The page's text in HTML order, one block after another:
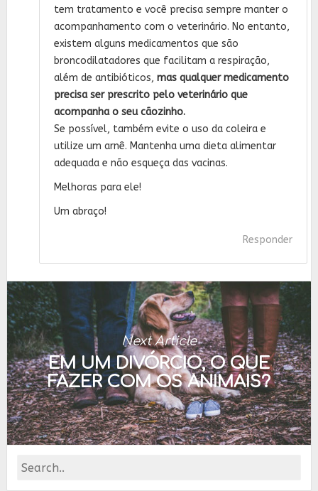
tem tratamento e você precisa sempre manter o
acompanhamento com o veterinário. No entanto,
existem alguns medicamentos que são
broncodilatadores que facilitam a respiração,
além de antibióticos, mas qualquer medicamento
precisa ser prescrito pelo veterinário que
acompanha o seu cãozinho.
Se possível, também evite o uso da coleira e
utilize um arnê. Mantenha uma dieta alimentar
adequada e não esqueça das vacinas.
Melhoras para ele!
Um abraço!
Responder
Next Article
EM UM DIVÓRCIO, O QUE
FAZER COM OS ANIMAIS?